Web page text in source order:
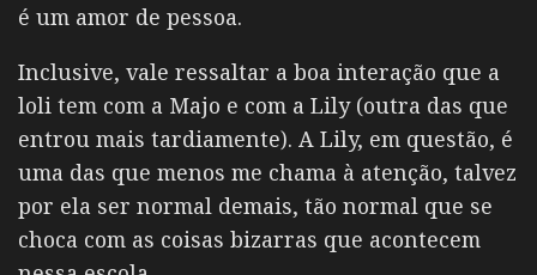
é um amor de pessoa.
Inclusive, vale ressaltar a boa interação que a
loli tem com a Majo e com a Lily (outra das que
entrou mais tardiamente). A Lily, em questão, é
uma das que menos me chama à atenção, talvez
por ela ser normal demais, tão normal que se
choca com as coisas bizarras que acontecem